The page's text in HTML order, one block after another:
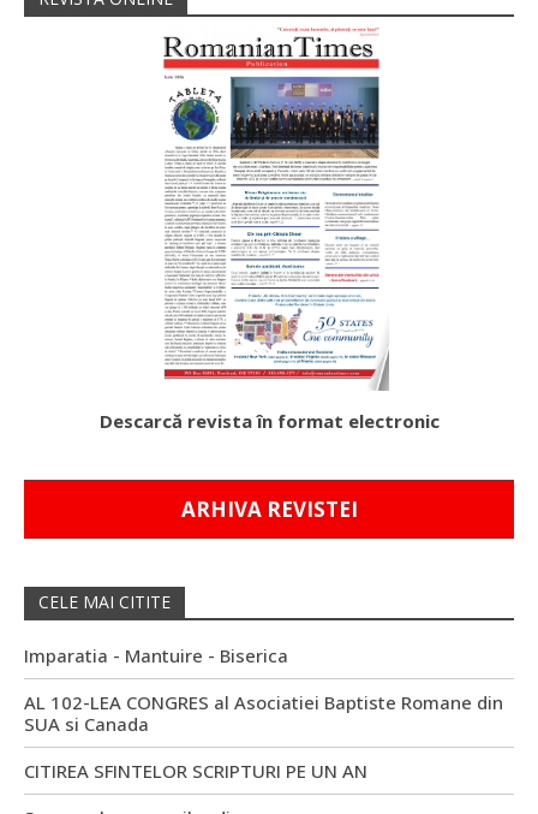
Descarcă revista în format electronic
ARHIVA REVISTEI
CELE MAI CITITE
Imparatia - Mantuire - Biserica
AL 102-LEA CONGRES al Asociatiei Baptiste Romane din
SUA si Canada
CITIREA SFINTELOR SCRIPTURI PE UN AN